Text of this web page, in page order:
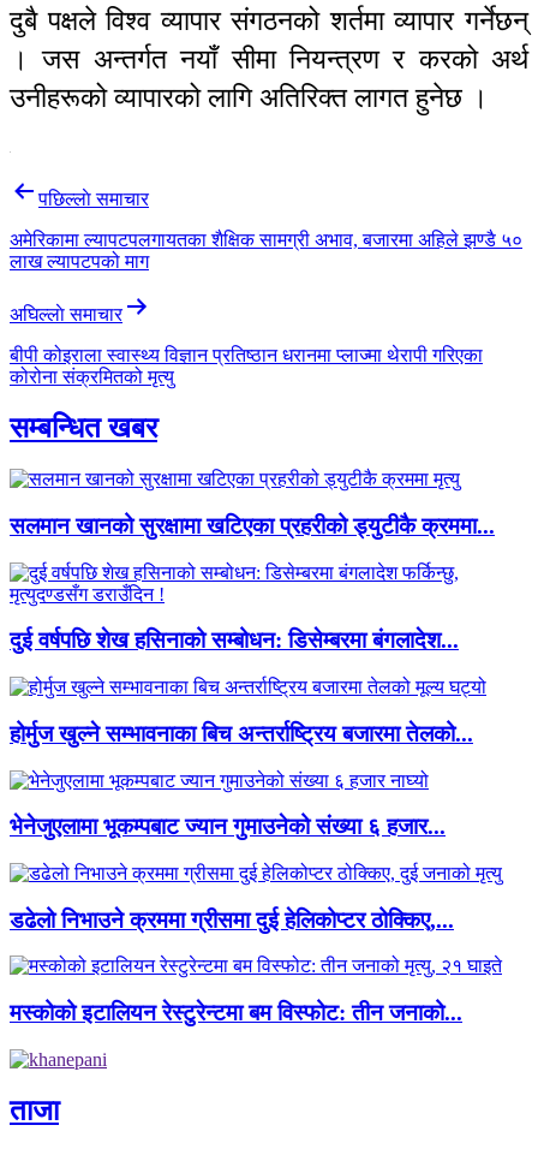
दुबै पक्षले विश्व व्यापार संगठनको शर्तमा व्यापार गर्नेछन्
। जस अन्तर्गत नयाँ सीमा नियन्त्रण र करको अर्थ
उनीहरूको व्यापारको लागि अतिरिक्त लागत हुनेछ ।
Post
navigation
पछिल्लाे समाचार
अमेरिकामा ल्यापटपलगायतका शैक्षिक सामग्री अभाव, बजारमा अहिले झण्डै ५०
लाख ल्यापटपको माग
अघिल्लाे समाचार
बीपी कोइराला स्वास्थ्य विज्ञान प्रतिष्ठान धरानमा प्लाज्मा थेरापी गरिएका
कोरोना संक्रमितको मृत्यु
सम्बन्धित खबर
सलमान खानको सुरक्षामा खटिएका प्रहरीको ड्युटीकै क्रममा...
दुई वर्षपछि शेख हसिनाको सम्बोधन: डिसेम्बरमा बंगलादेश...
होर्मुज खुल्ने सम्भावनाका बिच अन्तर्राष्ट्रिय बजारमा तेलको...
भेनेजुएलामा भूकम्पबाट ज्यान गुमाउनेको संख्या ६ हजार...
डढेलो निभाउने क्रममा ग्रीसमा दुई हेलिकोप्टर ठोक्किए,...
मस्कोको इटालियन रेस्टुरेन्टमा बम विस्फोट: तीन जनाको...
ताजा